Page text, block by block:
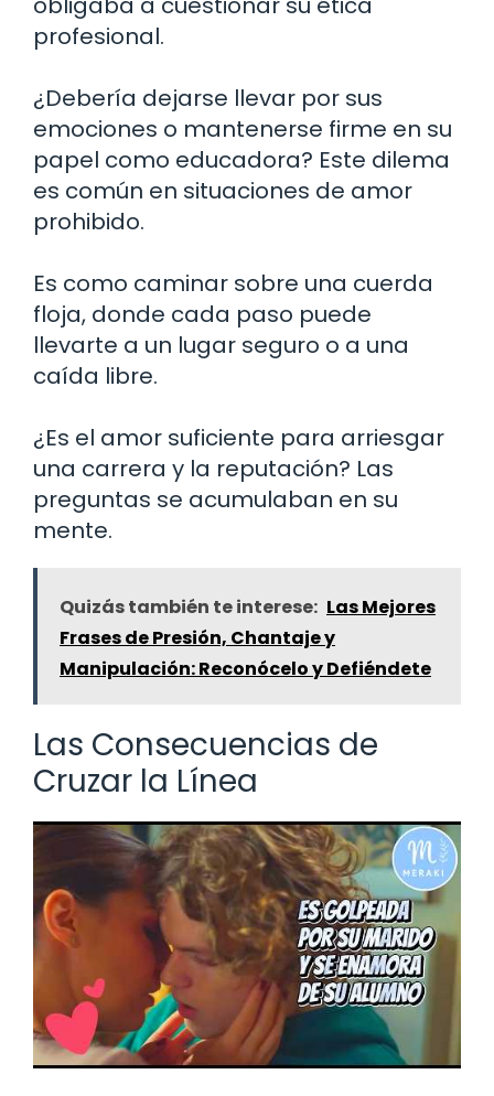
profesional.
¿Debería dejarse llevar por sus
emociones o mantenerse firme en su
papel como educadora? Este dilema
es común en situaciones de amor
prohibido.
Es como caminar sobre una cuerda
floja, donde cada paso puede
llevarte a un lugar seguro o a una
caída libre.
¿Es el amor suficiente para arriesgar
una carrera y la reputación? Las
preguntas se acumulaban en su
mente.
Quizás también te interese: Las Mejores
Frases de Presión, Chantaje y
Manipulación: Reconócelo y Defiéndete
Las Consecuencias de
Cruzar la Línea